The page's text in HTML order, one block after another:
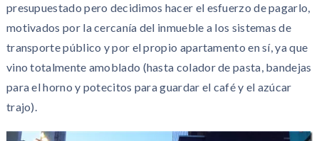
presupuestado pero decidimos hacer el esfuerzo de pagarlo,
motivados por la cercanía del inmueble a los sistemas de
transporte público y por el propio apartamento en sí, ya que
vino totalmente amoblado (hasta colador de pasta, bandejas
para el horno y potecitos para guardar el café y el azúcar
trajo).